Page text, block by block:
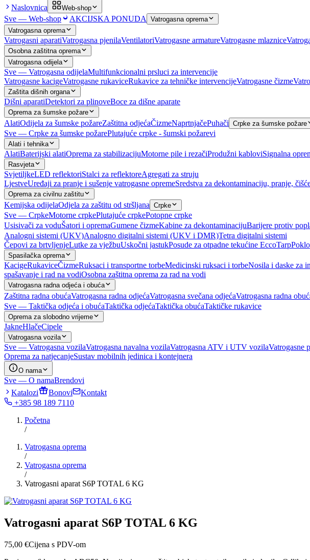
Naslovnica Web-shop
Sve — Web-shop AKCIJSKA PONUDA
Vatrogasna oprema
Vatrogasna oprema
Vatrogasni aparatiVatrogasna pjenilaVentilatoriVatrogasne armatureVatrogasne mlaznice
Osobna zaštitna oprema
Vatrogasna odijela
Sve — Vatrogasna odijelaMultifunkcionalni prsluci za intervencije
Vatrogasne kacigeVatrogasne rukaviceRukavice za tehničke intervencijeVatrogasne čizme
Zaštita dišnih organa
Dišni aparatiDetektori za plinoveBoce za dišne aparate
Oprema za šumske požare
AlatiOdijela za šumske požareZaštitna odjećaČizmeNaprtnjačePuhači Crpke za šumske požare
Sve — Crpke za šumske požarePlutajuće crpke - šumski požarevi
Alati i tehnika
AlatiBaterijski alatiOprema za stabilizacijuMotorne pile i rezačiProdužni kabloviSignalna
Rasvjeta
SvjetiljkeLED reflektoriStalci za reflektoreAgregati za struju
LjestveUređaji za pranje i sušenje vatrogasne opremeSredstva za dekontaminaciju, pranje,
Oprema za civilnu zaštitu
Kemijska odijelaOdjela za zaštitu od stršljana Crpke
Sve — CrpkeMotorne crpkePlutajuće crpkePotopne crpke
Usisivači za voduŠatori i opremaGumene čizmeKabine za dekontaminacijuBarijere protiv
Analogni sistemi (UKV)Analogno digitalni sistemi (UKV i DMR)Tetra digitalni sistemi
Čepovi za brtvljenjeLutke za vježbuUskočni jastukPosude za otpadne tekućine EccoTarp
Spasilačka oprema
KacigeRukaviceČizmeRuksaci i transportne torbeMedicinski ruksaci i torbeNosila i daske za
spašavanje i rad na vodiOsobna zaštitna oprema za rad na vodi
Vatrogasna radna odjeća i obuća
Zaštitna radna obućaVatrogasna radna odjećaVatrogasna svečana odjećaVatrogasna radna
Sve — Taktička odjeća i obućaTaktička odjećaTaktička obućaTaktičke rukavice
Oprema za slobodno vrijeme
JakneHlačeCipele
Vatrogasna vozila
Sve — Vatrogasna vozilaVatrogasna navalna vozilaVatrogasna ATV i UTV vozilaVatrogasne
Oprema za natjecanjeSustav mobilnih jedinica i kontejnera
O nama
Sve — O namaBrendovi
Katalozi
Bonovi
Kontakt
+385 98 189 7110
Početna
/
Vatrogasna oprema
/
Vatrogasna oprema
/
Vatrogasni aparat S6P TOTAL 6 KG
Vatrogasni aparat S6P TOTAL 6 KG
75,00 €Cijena s PDV-om